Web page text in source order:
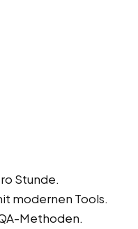
Stunde.
modernen Tools.
Methoden.